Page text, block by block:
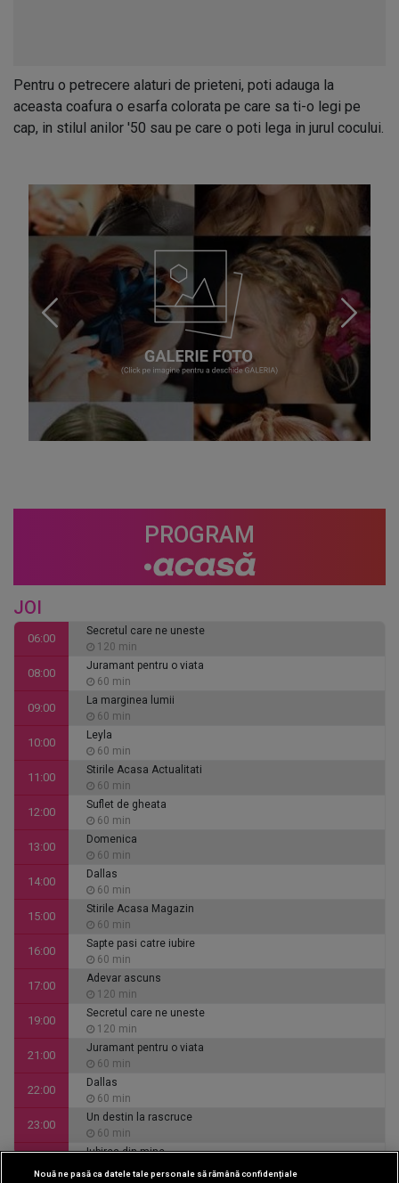
Pentru o petrecere alaturi de prieteni, poti adauga la
aceasta coafura o esarfa colorata pe care sa ti-o legi pe
cap, in stilul anilor '50 sau pe care o poti lega in jurul cocului.
PROGRAM
JOI
06:00
Secretul care ne uneste
120 min
08:00
Juramant pentru o viata
60 min
09:00
La marginea lumii
60 min
10:00
Leyla
60 min
11:00
Stirile Acasa Actualitati
60 min
12:00
Suflet de gheata
60 min
13:00
Domenica
60 min
14:00
Dallas
60 min
15:00
Stirile Acasa Magazin
60 min
16:00
Sapte pasi catre iubire
60 min
17:00
Adevar ascuns
120 min
19:00
Secretul care ne uneste
120 min
21:00
Juramant pentru o viata
60 min
22:00
Dallas
60 min
23:00
Un destin la rascruce
60 min
Iubirea din mine
60 min
Nouă ne pasă ca datele tale personale să rămână confidențiale